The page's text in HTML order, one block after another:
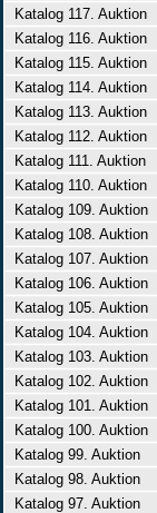
Katalog 117. Auktion
Katalog 116. Auktion
Katalog 115. Auktion
Katalog 114. Auktion
Katalog 113. Auktion
Katalog 112. Auktion
Katalog 111. Auktion
Katalog 110. Auktion
Katalog 109. Auktion
Katalog 108. Auktion
Katalog 107. Auktion
Katalog 106. Auktion
Katalog 105. Auktion
Katalog 104. Auktion
Katalog 103. Auktion
Katalog 102. Auktion
Katalog 101. Auktion
Katalog 100. Auktion
Katalog 99. Auktion
Katalog 98. Auktion
Katalog 97. Auktion